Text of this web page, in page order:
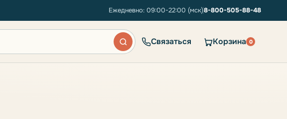
Ежедневно: 09:00-22:00 (мск)8-800-505-88-48
Связаться Корзина 0